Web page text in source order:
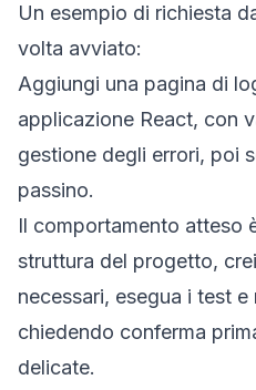
Un esempio di richiesta
volta avviato:
Aggiungi una pagina di
applicazione React, con
gestione degli errori, poi
passino.
Il comportamento atteso
struttura del progetto,
necessari, esegua i test
chiedendo conferma
delicate.